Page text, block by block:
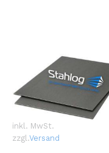
inkl. MwSt.
zzgl.Versand